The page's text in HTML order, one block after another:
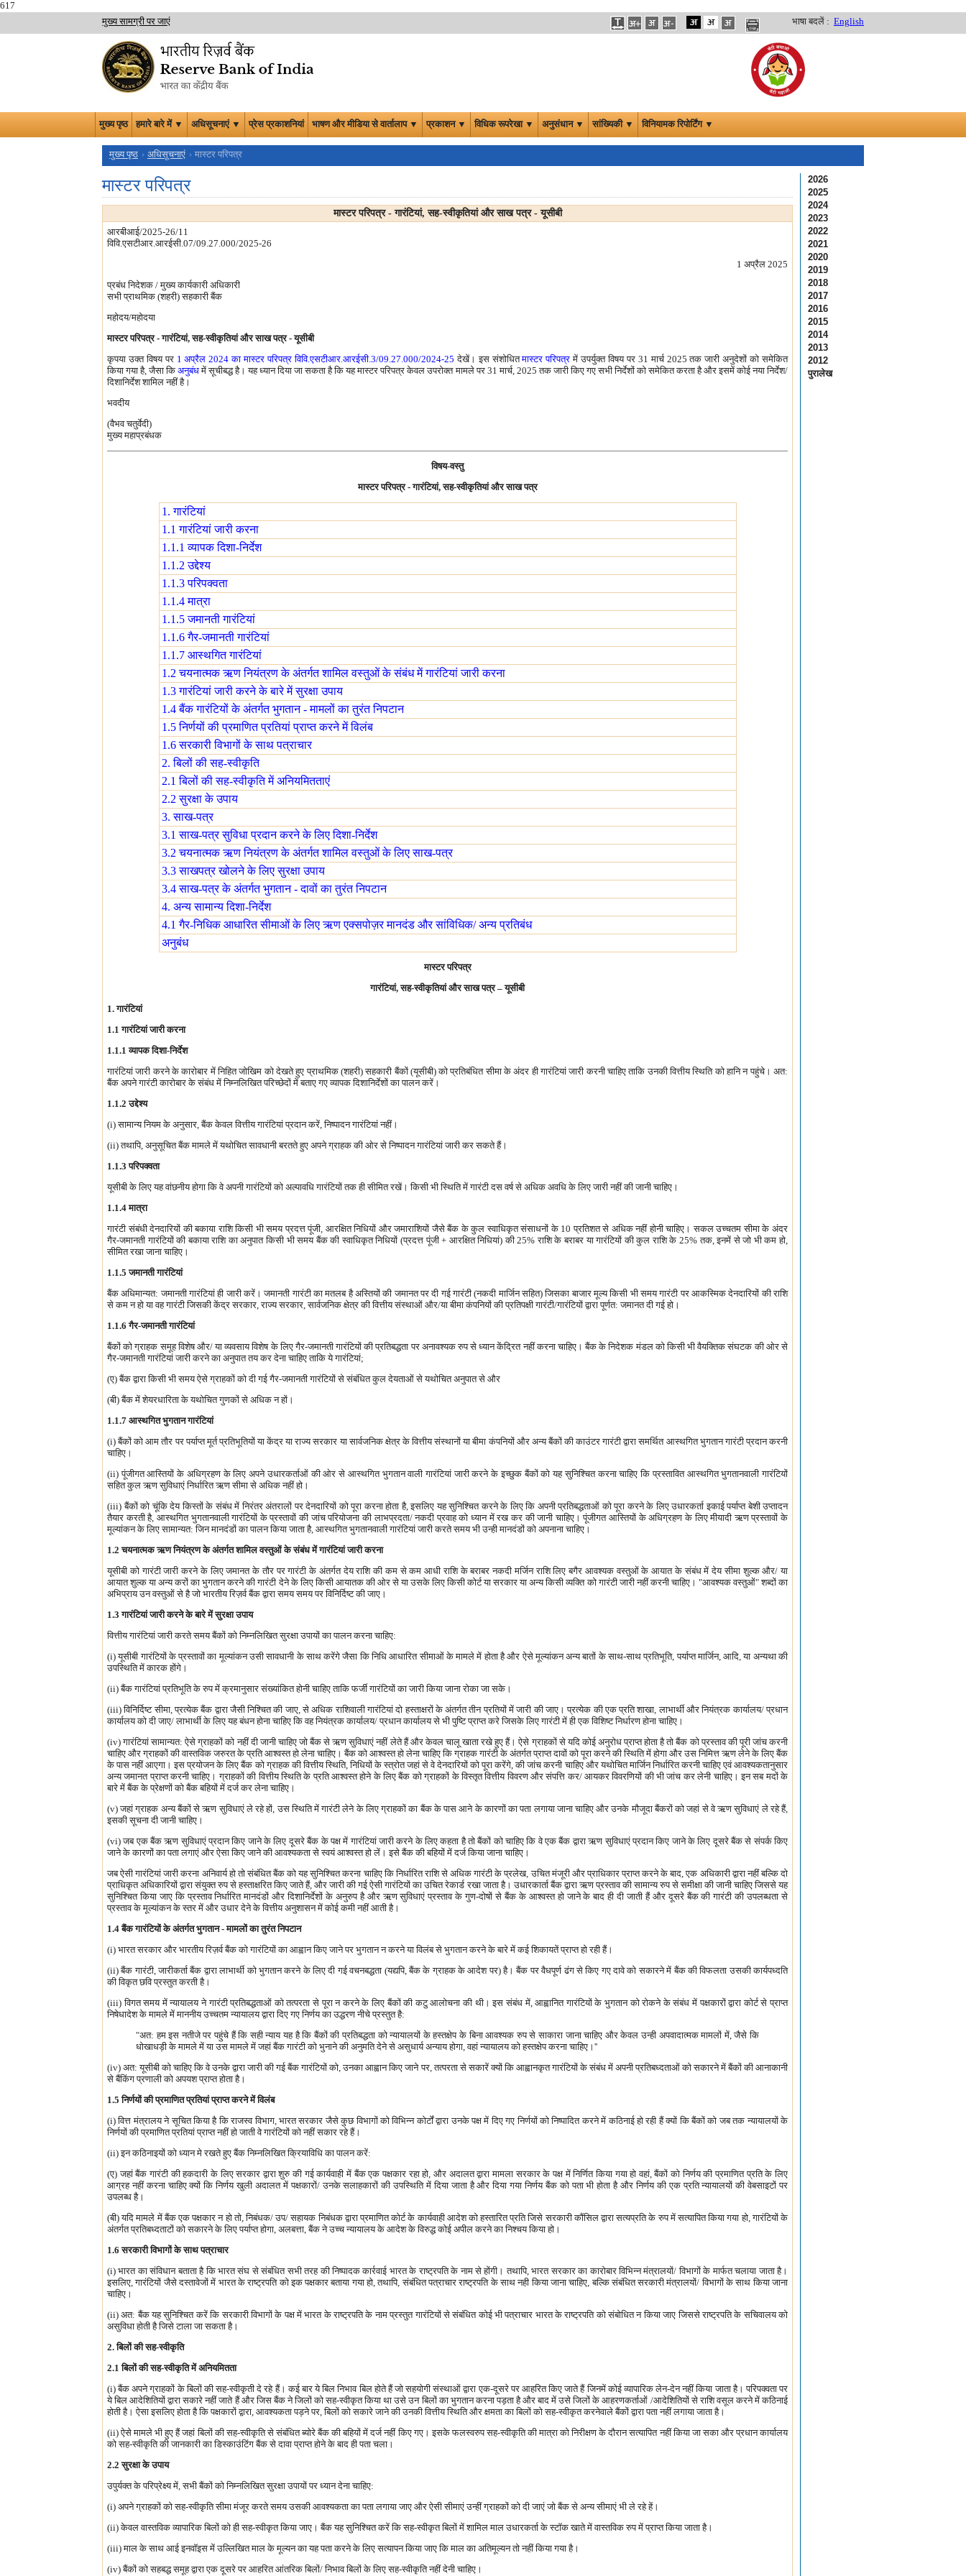
617
मुख्य सामग्री पर जाएं
भाषा बदलें : English
मुख्य पृष्ठ हमारे बारे में ▼ अधिसूचनाएं ▼ प्रेस प्रकाशनियां भाषण और मीडिया से वार्तालाप ▼ प्रकाशन ▼ विधिक रूपरेखा ▼ अनुसंधान ▼ सांख्यिकी ▼ विनियामक रिपोर्टिंग ▼
मुख्य पृष्ठ अधिसूचनाएं मास्टर परिपत्र
मास्टर परिपत्र
मास्टर परिपत्र - गारंटियां, सह-स्वीकृतियां और साख पत्र - यूसीबी
आरबीआई/2025-26/11
विवि.एसटीआर.आरईसी.07/09.27.000/2025-26
1 अप्रैल 2025
प्रबंध निदेशक / मुख्य कार्यकारी अधिकारी
सभी प्राथमिक (शहरी) सहकारी बैंक
महोदय/महोदया
मास्टर परिपत्र - गारंटियां, सह-स्वीकृतियां और साख पत्र - यूसीबी
कृपया उक्त विषय पर 1 अप्रैल 2024 का मास्टर परि‍पत्र विवि.एसटीआर.आरईसी.3/09.27.000/2024-25 देखें। इस संशोधितमास्टर परि‍पत्र में उपर्युक्त विषय पर 31 मार्च 2025 तक जारी अनुदेशों को समेकित
किया गया है, जैसा किअनुबंधमें सूचीबद्ध है। यह ध्यान दिया जा सकता है कि यह मास्टर परिपत्र केवल उपरोक्त मामले पर 31 मार्च, 2025 तक जारी किए गए सभी निर्देशों को समेकित करता है और इसमें कोई नया निर्देश/
दिशानिर्देश शामिल नहीं है।
भवदीय
(वैभव चतुर्वेदी)
मुख्य महाप्रबंधक
विषय-वस्तु
मास्टर परिपत्र - गारंटियां, सह-स्वीकृतियां और साख पत्र
1. गारंटियां
1.1 गारंटियां जारी करना
1.1.1 व्यापक दिशा-निर्देश
1.1.2 उद्देश्य
1.1.3 परिपक्वता
1.1.4 मात्रा
1.1.5 जमानती गारंटियां
1.1.6 गैर-जमानती गारंटियां
1.1.7 आस्थगित गारंटियां
1.2 चयनात्मक ऋण नियंत्रण के अंतर्गत शामिल वस्तुओं के संबंध में गारंटियां जारी करना
1.3 गारंटियां जारी करने के बारे में सुरक्षा उपाय
1.4 बैंक गारंटियों के अंतर्गत भुगतान - मामलों का तुरंत निपटान
1.5 निर्णयों की प्रमाणित प्रतियां प्राप्त करने में विलंब
1.6 सरकारी विभागों के साथ पत्राचार
2. बिलों की सह-स्वीकृति
2.1 बिलों की सह-स्वीकृति में अनियमितताएं
2.2 सुरक्षा के उपाय
3. साख-पत्र
3.1 साख-पत्र सुविधा प्रदान करने के लिए दिशा-निर्देश
3.2 चयनात्मक ऋण नियंत्रण के अंतर्गत शामिल वस्तुओं के लिए साख-पत्र
3.3 साखपत्र खोलने के लिए सुरक्षा उपाय
3.4 साख-पत्र के अंतर्गत भुगतान - दावों का तुरंत निपटान
4. अन्य सामान्य दिशा-निर्देश
4.1 गैर-निधिक आधारित सीमाओं के लिए ऋण एक्सपोज़र मानदंड और सांविधिक/ अन्य प्रतिबंध
अनुबंध
मास्टर परिपत्र
गारंटियां, सह-स्वीकृतियां और साख पत्र – यूसीबी
1. गारंटियां
1.1 गारंटियां जारी करना
1.1.1 व्यापक दिशा-निर्देश
गारंटियां जारी करने के कारोबार में निहित जोखिम को देखते हुए प्राथमिक (शहरी) सहकारी बैंकों (यूसीबी) को प्रतिबंधित सीमा के अंदर ही गारंटियां जारी करनी चाहिए ताकि उनकी वित्तीय स्थिति को हानि न पहुंचे। अत:
बैंक अपने गारंटी कारोबार के संबंध में निम्नलिखित परिच्छेदों में बताए गए व्यापक दिशानिर्देशों का पालन करें।
1.1.2 उद्देश्य
(i) सामान्य नियम के अनुसार, बैंक केवल वित्तीय गारंटियां प्रदान करें, निष्पादन गारंटियां नहीं।
(ii) तथापि, अनुसूचित बैंक मामले में यथोचित सावधानी बरतते हुए अपने ग्राहक की ओर से निष्पादन गारंटियां जारी कर सकते हैं।
1.1.3 परिपक्वता
यूसीबी के लिए यह वांछनीय होगा कि वे अपनी गारंटियों को अल्पावधि गारंटियों तक ही सीमित रखें। किसी भी स्थिति में गारंटी दस वर्ष से अधिक अवधि के लिए जारी नहीं की जानी चाहिए।
1.1.4 मात्रा
गारंटी संबंधी देनदारियों की बकाया राशि किसी भी समय प्रदत्त पूंजी, आरक्षित निधियों और जमाराशियों जैसे बैंक के कुल स्वाधिकृत संसाधनों के 10 प्रतिशत से अधिक नहीं होनी चाहिए। सकल उच्चतम सीमा के अंदर
गैर-जमानती गारंटियों की बकाया राशि का अनुपात किसी भी समय बैंक की स्वाधिकृत निधियों (प्रदत्त पूंजी + आरक्षित निधियां) की 25% राशि के बराबर या गारंटियों की कुल राशि के 25% तक, इनमें से जो भी कम हो,
सीमित रखा जाना चाहिए।
1.1.5 जमानती गारंटियां
बैंक अधिमान्यत: जमानती गारंटियां ही जारी करें। जमानती गारंटी का मतलब है अस्तियों की जमानत पर दी गई गारंटी (नकदी मार्जिन सहित) जिसका बाजार मूल्य किसी भी समय गारंटी पर आकस्मिक देनदारियों की राशि
से कम न हो या वह गारंटी जिसकी केंद्र सरकार, राज्य सरकार, सार्वजनिक क्षेत्र की वित्तीय संस्थाओं और/या बीमा कंपनियों की प्रतिपक्षी गारंटी/गारंटियों द्वारा पूर्णत: जमानत दी गई हो।
1.1.6 गैर-जमानती गारंटियां
बैंकों को ग्राहक समूह विशेष और/ या व्यवसाय विशेष के लिए गैर-जमानती गारंटियों की प्रतिबद्धता पर अनावश्यक रुप से ध्यान केंद्रित नहीं करना चाहिए। बैंक के निदेशक मंडल को किसी भी वैयक्तिक संघटक की ओर से
गैर-जमानती गारंटियां जारी करने का अनुपात तय कर देना चाहिए ताकि ये गारंटियां;
(ए) बैंक द्वारा किसी भी समय ऐसे ग्राहकों को दी गई गैर-जमानती गारंटियों से संबंधित कुल देयताओं से यथोचित अनुपात से और
(बी) बैंक में शेयरधारिता के यथोचित गुणकों से अधिक न हों।
1.1.7 आस्थगित भुगतान गारंटियां
(i) बैंकों को आम तौर पर पर्याप्त मूर्त प्रतिभूतियों या केंद्र या राज्य सरकार या सार्वजनिक क्षेत्र के वित्तीय संस्थानों या बीमा कंपनियों और अन्य बैंकों की काउंटर गारंटी द्वारा समर्थित आस्थगित भुगतान गारंटी प्रदान करनी
चाहिए।
(ii) पूंजीगत आस्तियों के अधिग्रहण के लिए अपने उधारकर्ताओं की ओर से आस्थगित भुगतान वाली गारंटियां जारी करने के इच्छुक बैंकों को यह सुनिश्चित करना चाहिए कि प्रस्तावित आस्थगित भुगतानवाली गारंटियों
सहित कुल ऋण सुविधाएं निर्धारित ऋण सीमा से अधिक नहीं हो।
(iii) बैंकों को चूंकि देय किस्तों के संबंध में निरंतर अंतरालों पर देनदारियों को पूरा करना होता है, इसलिए यह सुनिश्चित करने के लिए कि अपनी प्रतिबद्धताओं को पूरा करने के लिए उधारकर्ता इकाई पर्याप्त बेशी उप्तादन
तैयार करती है, आस्थगित भुगतानवाली गारंटियों के प्रस्तावों की जांच परियोजना की लाभप्रदता/ नकदी प्रवाह को ध्यान में रख कर की जानी चाहिए। पूंजीगत आस्तियों के अधिग्रहण के लिए मीयादी ऋण प्रस्तावों के
मूल्यांकन के लिए सामान्यत: जिन मानदंडों का पालन किया जाता है, आस्थगित भुगतानवाली गारंटियां जारी करते समय भी उन्ही मानदंडों को अपनाना चाहिए।
1.2 चयनात्मक ऋण नियंत्रण के अंतर्गत शामिल वस्तुओं के संबंध में गारंटियां जारी करना
यूसीबी को गारंटी जारी करने के लिए जमानत के तौर पर गारंटी के अंतर्गत देय राशि की कम से कम आधी राशि के बराबर नकदी मर्जिन राशि लिए बगैर आवश्यक वस्तुओं के आयात के संबंध में देय सीमा शुल्क और/ या
आयात शुल्क या अन्य करों का भुगतान करने की गारंटी देने के लिए किसी आयातक की ओर से या उसके लिए किसी कोर्ट या सरकार या अन्य किसी व्यक्ति को गारंटी जारी नहीं करनी चाहिए। "आवश्यक वस्तुओं" शब्दों का
अभिप्राय उन वस्तुओं से है जो भारतीय रिज़र्व बैंक द्वारा समय समय पर विनिर्दिष्ट की जाए।
1.3 गारंटियां जारी करने के बारे में सुरक्षा उपाय
वित्तीय गारंटियां जारी करते समय बैंकों को निम्नलिखित सुरक्षा उपायों का पालन करना चाहिए:
(i) यूसीबी गारंटियों के प्रस्तावों का मूल्यांकन उसी सावधानी के साथ करेंगे जैसा कि निधि आधारित सीमाओं के मामले में होता है और ऐसे मूल्यांकन अन्य बातों के साथ-साथ प्रतिभूति, पर्याप्त मार्जिन, आदि, या अन्यथा की
उपस्थिति में कारक होंगे।
(ii) बैंक गारंटियां प्रतिभूति के रुप में क्रमानुसार संख्यांकित होनी चाहिए ताकि फर्जी गारंटियों का जारी किया जाना रोका जा सके।
(iii) विनिर्दिष्ट सीमा, प्रत्येक बैंक द्वारा जैसी निश्चित की जाए, से अधिक राशिवाली गारंटियां दो हस्ताक्षरों के अंतर्गत तीन प्रतियों में जारी की जाए। प्रत्येक की एक प्रति शाखा, लाभार्थी और नियंत्रक कार्यालय/ प्रधान
कार्यालय को दी जाए/ लाभार्थी के लिए यह बंधन होना चाहिए कि वह नियंत्रक कार्यालय/ प्रधान कार्यालय से भी पुष्टि प्राप्त करे जिसके लिए गारंटी में ही एक विशिष्ट निर्धारण होना चाहिए।
(iv) गारंटियां सामान्यत: ऐसे ग्राहकों को नहीं दी जानी चाहिए जो बैंक से ऋण सुविधाएं नहीं लेते हैं और केवल चालू खाता रखे हुए हैं। ऐसे ग्राहकों से यदि कोई अनुरोध प्राप्त होता है तो बैंक को प्रस्ताव की पूरी जांच करनी
चाहिए और ग्राहकों की वास्तविक जरुरत के प्रति आश्वस्त हो लेना चाहिए। बैंक को आश्वस्त हो लेना चाहिए कि ग्राहक गारंटी के अंतर्गत प्राप्त दावों को पूरा करने की स्थिति में होगा और उस निमित्त ऋण लेने के लिए बैंक
के पास नहीं आएगा। इस प्रयोजन के लिए बैंक को ग्राहक की वित्तीय स्थिति, निधियों के स्त्रोत जहां से वे देनदारियों को पूरा करेंगे, की जांच करनी चाहिए और यथोचित मार्जिन निर्धारित करनी चाहिए एवं आवश्यकतानुसार
अन्य जमानत प्राप्त करनी चाहिए। ग्राहकों की वित्तीय स्थिति के प्रति आश्वस्त होने के लिए बैंक को ग्राहकों के विस्तृत वित्तीय विवरण और संपत्ति कर/ आयकर विवरणियों की भी जांच कर लेनी चाहिए। इन सब मदों के
बारे में बैंक के प्रेक्षणों को बैंक बहियों में दर्ज कर लेना चाहिए।
(v) जहां ग्राहक अन्य बैंकों से ऋण सुविधाएं ले रहे हों, उस स्थिति में गारंटी लेने के लिए ग्राहकों का बैंक के पास आने के कारणों का पता लगाया जाना चाहिए और उनके मौजूदा बैंकरों को जहां से वे ऋण सुविधाएं ले रहे हैं,
इसकी सूचना दी जानी चाहिए।
(vi) जब एक बैंक ऋण सुविधाएं प्रदान किए जाने के लिए दूसरे बैंक के पक्ष में गारंटियां जारी करने के लिए कहता है तो बैंकों को चाहिए कि वे एक बैंक द्वारा ऋण सुविधाएं प्रदान किए जाने के लिए दूसरे बैंक से संपर्क किए
जाने के कारणों का पता लगाएं और ऐसा किए जाने की आवश्यकता से स्वयं आश्वस्त हो लें। इसे बैंक की बहियों में दर्ज किया जाना चाहिए।
जब ऐसी गारंटियां जारी करना अनिवार्य हो तो संबंधित बैंक को यह सुनिश्चित करना चाहिए कि निर्धारित राशि से अधिक गारंटी के प्रलेख, उचित मंजूरी और प्राधिकार प्राप्त करने के बाद, एक अधिकारी द्वारा नहीं बल्कि दो
प्राधिकृत अधिकारियों द्वारा संयुक्त रुप से हस्ताक्षरित किए जाते हैं, और जारी की गई ऐसी गारंटियों का उचित रेकार्ड रखा जाता है। उधारकार्ता बैंक द्वारा ऋण प्रस्ताव की सामान्य रुप से समीक्षा की जानी चाहिए जिससे यह
सुनिश्चित किया जाए कि प्रस्ताव निर्धारित मानदंडों और दिशानिर्देशों के अनुरुप है और ऋण सुविधाएं प्रस्ताव के गुण-दोषों से बैंक के आश्वस्त हो जाने के बाद ही दी जाती हैं और दूसरे बैंक की गारंटी की उपलब्धता से
प्रस्ताव के मूल्यांकन के स्तर में और उधार देने के वित्तीय अनुशासन में कोई कमी नहीं आती है।
1.4 बैंक गारंटियों के अंतर्गत भुगतान - मामलों का तुरंत निपटान
(i) भारत सरकार और भारतीय रिज़र्व बैंक को गारंटियों का आह्वान किए जाने पर भुगतान न करने या विलंब से भुगतान करने के बारे में कई शिकायतें प्राप्त हो रही हैं।
(ii) बैंक गारंटी, जारीकर्ता बैंक द्वारा लाभार्थी को भुगतान करने के लिए दी गई वचनबद्धता (यद्यपि, बैंक के ग्राहक के आदेश पर) है। बैंक पर वैधपूर्ण ढंग से किए गए दावे को सकारने में बैंक की विफलता उसकी कार्यपध्दति
की विकृत छवि प्रस्तुत करती है।
(iii) विगत समय में न्यायालय ने गारंटी प्रतिबद्धताओं को तत्परता से पूरा न करने के लिए बैंकों की कटु आलोचना की थी। इस संबंध में, आह्वानित गारंटियों के भुगतान को रोकने के संबंध में पक्षकारों द्वारा कोर्ट से प्राप्त
निषेधादेश के मामले में माननीय उच्चतम न्यायालय द्वारा दिए गए निर्णय का उद्धरण नीचे प्रस्तुत है:
"अत: हम इस नतीजे पर पहुंचे हैं कि सही न्याय यह है कि बैंकों की प्रतिबद्धता को न्यायालयों के हस्तक्षेप के बिना आवश्यक रुप से साकारा जाना चाहिए और केवल उन्ही अपवादात्मक मामलों में, जैसे कि
धोखाधड़ी के मामले में या उस मामले में जहां बैंक गारंटी को भुनाने की अनुमति देने से असुधार्य अन्याय होगा, वहां न्यायालय को हस्तक्षेप करना चाहिए।''
(iv) अत: यूसीबी को चाहिए कि वे उनके द्वारा जारी की गई बैंक गारंटियों को, उनका आह्वान किए जाने पर, तत्परता से सकारें क्यों कि आह्वानकृत गारंटियों के संबंध में अपनी प्रतिबध्दताओं को सकारने में बैंकों की आनाकानी
से बैंकिंग प्रणाली को अपयश प्राप्त होता है।
1.5 निर्णयों की प्रमाणित प्रतियां प्राप्त करने में विलंब
(i) वित्त मंत्रालय ने सूचित किया है कि राजस्व विभाग, भारत सरकार जैसे कुछ विभागों को विभिन्न कोर्टों द्वारा उनके पक्ष में दिए गए निर्णयों को निष्पादित करने में कठिनाई हो रही हैं क्यों कि बैंकों को जब तक न्यायालयों के
निर्णयों की प्रमाणित प्रतियां प्राप्त नहीं हो जाती वे गारंटियों को नहीं सकार रहे हैं।
(ii) इन कठिनाइयों को ध्यान मे रखते हुए बैंक निम्नलिखित क्रियाविधि का पालन करें:
(ए) जहां बैंक गारंटी की हकदारी के लिए सरकार द्वारा शुरु की गई कार्यवाही में बैंक एक पक्षकार रहा हो, और अदालत द्वारा मामला सरकार के पक्ष में निर्णित किया गया हो वहां, बैंकों को निर्णय की प्रमाणित प्रति के लिए
आग्रह नहीं करना चाहिए क्यों कि निर्णय खुली अदालत में पक्षकारों/ उनके सलाहकारों की उपस्थिति में दिया जाता है और दिया गया निर्णय बैंक को पता भी होता है और निर्णय की एक प्रति न्यायालयों की वेबसाइटों पर
उपलब्ध है।
(बी) यदि मामले में बैंक एक पक्षकार न हो तो, निबंधक/ उप/ सहायक निबंधक द्वारा प्रमाणित कोर्ट के कार्यवाही आदेश को हस्तारित प्रति जिसे सरकारी कौंसिल द्वारा सत्यप्रति के रुप में सत्यापित किया गया हो, गारंटियों के
अंतर्गत प्रतिबध्दताटों को सकारने के लिए पर्याप्त होगा, अलबत्ता, बैंक ने उच्च न्यायालय के आदेश के विरुद्ध कोई अपील करने का निश्चय किया हो।
1.6 सरकारी विभागों के साथ पत्राचार
(i) भारत का संविधान बताता है कि भारत संघ से संबंधित सभी तरह की निष्पादक कार्रवाई भारत के राष्ट्रपति के नाम से होंगी। तथापि, भारत सरकार का कारोबार विभिन्न मंत्रालयों/ विभागों के मार्फत चलाया जाता है।
इसलिए, गारंटियों जैसे दस्तावेजों में भारत के राष्ट्रपति को इक पक्षकार बताया गया हो, तथापि, संबंधित पत्राचार राष्ट्रपति के साथ नही किया जाना चाहिए, बल्कि संबंधित सरकारी मंत्रालयों/ विभागों के साथ किया जाना
चाहिए।
(ii) अत: बैंक यह सुनिश्चित करें कि सरकारी विभागों के पक्ष में भारत के राष्ट्रपति के नाम प्रस्तुत गारंटियों से संबंधित कोई भी पत्राचार भारत के राष्ट्रपति को संबोधित न किया जाए जिससे राष्ट्रपति के सचिवालय को
असुविधा होती है जिसे टाला जा सकता है।
2. बिलों की सह-स्वीकृति
2.1 बिलों की सह-स्वीकृति में अनियमितता
(i) बैंक अपने ग्राहकों के बिलों की सह-स्वीकृती दे रहे हैं। कई बार ये बिल निभाव बिल होते हैं जो सहयोगी संस्थाओं द्वारा एक-दूसरे पर आहरित किए जाते हैं जिनमें कोई व्यापारिक लेन-देन नहीं किया जाता है। परिपक्वता पर
ये बिल आदेशितियों द्वारा सकारे नहीं जाते हैं और जिस बैंक ने जिलों को सह-स्वीकृत किया था उसे उन बिलों का भुगतान करना पड़ता है और बाद में उसे जिलों के आहरणकर्ताओं /आदेशितियों से राशि वसूल करने में कठिनाई
होती है। ऐसा इसलिए होता है कि पक्षकारों द्वारा, आवश्यकता पड़ने पर, बिलों को सकारे जाने की उनकी वित्तीय स्थिति और क्षमता का बिलों को सह-स्वीकृत करनेवाले बैंकों द्वारा पता नहीं लगाया जाता है।
(ii) ऐसे मामले भी हुए हैं जहां बिलों की सह-स्वीकृति से संबंधित ब्योरे बैंक की बहियों में दर्ज नहीं किए गए। इसके फलस्वरुप सह-स्वीकृति की मात्रा को निरीक्षण के दौरान सत्यापित नहीं किया जा सका और प्रधान कार्यालय
को सह-स्वीकृति की जानकारी का डिस्काउंटिंग बैंक से दावा प्राप्त होने के बाद ही पता चला।
2.2 सुरक्षा के उपाय
उपुर्यक्त के परिप्रेक्ष्य में, सभी बैंकों को निम्नलिखित सुरक्षा उपायों पर ध्यान देना चाहिए:
(i) अपने ग्राहकों को सह-स्वीकृति सीमा मंजूर करते समय उसकी आवश्यकता का पता लगाया जाए और ऐसी सीमाएं उन्हीं ग्राहकों को दी जाएं जो बैंक से अन्य सीमाएं भी ले रहे हें।
(ii) केवल वास्तविक व्यापारिक बिलों को ही सह-स्वीकृत किया जाए। बैंक यह सुनिश्चित करें कि सह-स्वीकृत बिलों में शामिल माल उधारकर्ता के स्टॉक खाते में वास्तविक रुप में प्राप्त किया जाता है।
(iii) माल के साथ आई इनवॉइस में उल्लिखित माल के मूल्यन का यह पता करने के लिए सत्यापन किया जाए कि माल का अतिमूल्यन तो नहीं किया गया है।
(iv) बैंकों को सहबद्ध समूह द्वारा एक दूसरे पर आहरित आंतरिक बिलों/ निभाव बिलों के लिए सह-स्वीकृति नहीं देनी चाहिए।
2026
2025
2024
2023
2022
2021
2020
2019
2018
2017
2016
2015
2014
2013
2012
पुरालेख